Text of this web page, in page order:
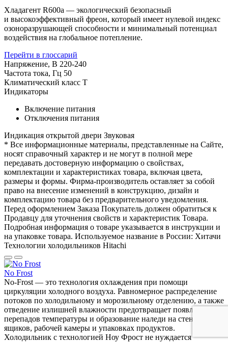
Хладагент R600a — экологический безопасный
и высокоэффективный фреон, который имеет нулевой индекс
озоноразрушающей способности и минимальный потенциал
воздействия на глобальное потепление.
Перейти в глоссарий
Напряжение, В 220-240
Частота тока, Гц 50
Климатический класс T
Индикаторы
Включение питания
Отключения питания
Индикация открытой двери Звуковая
* Все информационные материалы, представленные на Сайте,
носят справочный характер и не могут в полной мере
передавать достоверную информацию о свойствах,
комплектации и характеристиках товара, включая цвета,
размеры и формы. Фирма-производитель оставляет за собой
право на внесение изменений в конструкцию, дизайн и
комплектацию товара без предварительного уведомления.
Перед оформлением Заказа Покупатель должен обратиться к
Продавцу для уточнения свойств и характеристик Товара.
Подробная информация о товаре указывается в инструкции и
на упаковке товара. Используемое название в России: Хитачи
Технологии холодильников Hitachi
No Frost
No-Frost — это технология охлаждения при помощи
циркуляции холодного воздуха. Равномерное распределение
потоков по холодильному и морозильному отделению, а также
отведение излишней влажности предотвращает появление
перепадов температуры и образование наледи на стенках
ящиков, рабочей камеры и упаковках продуктов.
Холодильник с технологией Ноу Фрост не нуждается